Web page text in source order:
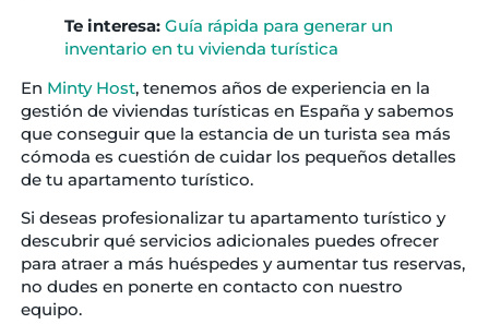
Te interesa: Guía rápida para generar un
inventario en tu vivienda turística
En Minty Host, tenemos años de experiencia en la
gestión de viviendas turísticas en España y sabemos
que conseguir que la estancia de un turista sea más
cómoda es cuestión de cuidar los pequeños detalles
de tu apartamento turístico.
Si deseas profesionalizar tu apartamento turístico y
descubrir qué servicios adicionales puedes ofrecer
para atraer a más huéspedes y aumentar tus reservas,
no dudes en ponerte en contacto con nuestro
equipo.